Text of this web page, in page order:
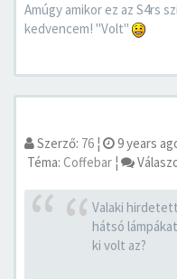
Amúgy amikor ez az S4rs
kedvencem! "Volt"
Szerző: 76 ¦ 9 years
Téma: Coffebar ¦
Valaki
hátsó
ki volt az?